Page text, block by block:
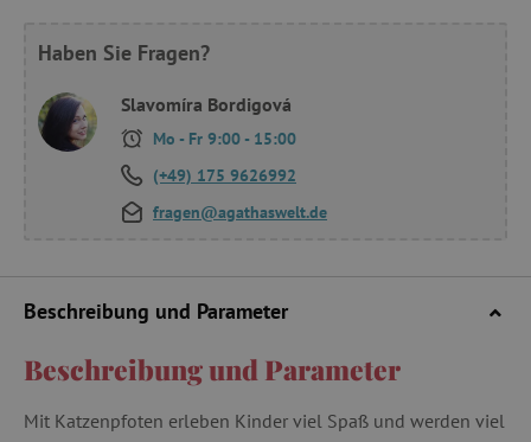
Haben Sie Fragen?
Slavomíra Bordigová
Mo - Fr 9:00 - 15:00
(+49) 175 9626992
fragen@agathaswelt.de
Beschreibung und Parameter
Beschreibung und Parameter
Mit Katzenpfoten erleben Kinder viel Spaß und werden viel